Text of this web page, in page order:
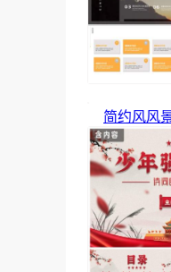
简约风风